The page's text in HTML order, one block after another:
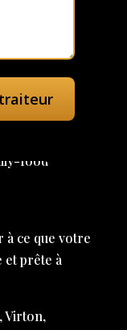
à ce que votre
et prête à
Virton,